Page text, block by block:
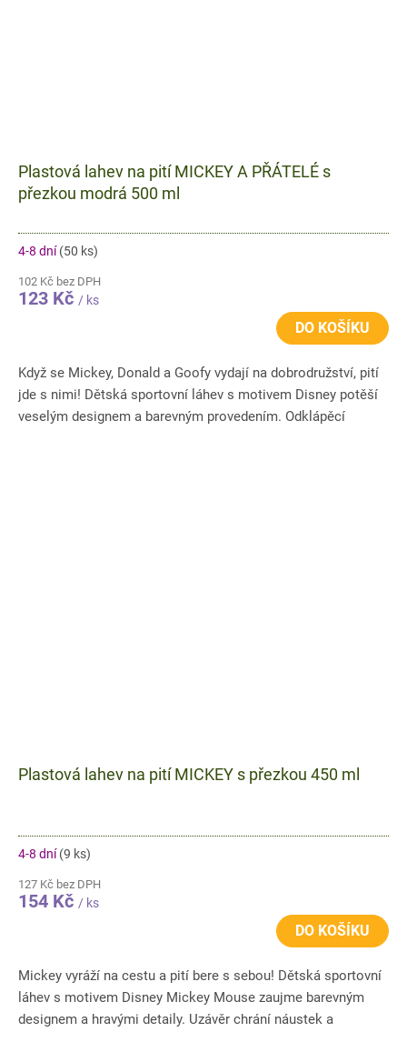
Plastová lahev na pití MICKEY A PŘÁTELÉ s
přezkou modrá 500 ml
4-8 dní(50 ks)
102 Kč bez DPH
123 Kč / ks
DO KOŠÍKU
Když se Mickey, Donald a Goofy vydají na dobrodružství, pití
jde s nimi! Dětská sportovní láhev s motivem Disney potěší
veselým designem a barevným provedením. Odklápěcí
Plastová lahev na pití MICKEY s přezkou 450 ml
4-8 dní(9 ks)
127 Kč bez DPH
154 Kč / ks
DO KOŠÍKU
Mickey vyráží na cestu a pití bere s sebou! Dětská sportovní
láhev s motivem Disney Mickey Mouse zaujme barevným
designem a hravými detaily. Uzávěr chrání náustek a